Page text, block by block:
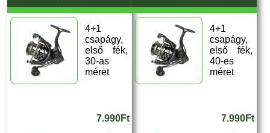
4+1
csapágy,
első fék,
30-as
méret
7.990Ft
4+1
csapágy,
első fék,
40-es
méret
7.990Ft